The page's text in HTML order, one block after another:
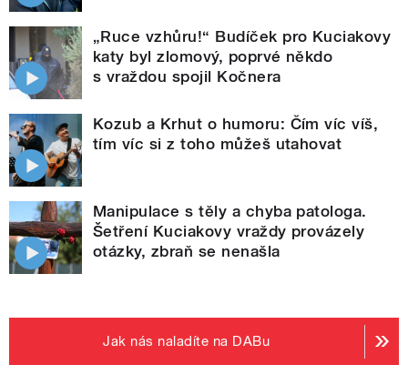
„Ruce vzhůru!“ Budíček pro Kuciakovy
katy byl zlomový, poprvé někdo
s vraždou spojil Kočnera
Kozub a Krhut o humoru: Čím víc víš,
tím víc si z toho můžeš utahovat
Manipulace s těly a chyba patologa.
Šetření Kuciakovy vraždy provázely
otázky, zbraň se nenašla
Jak nás naladíte na DABu